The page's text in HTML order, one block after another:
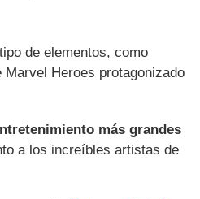
de elementos, como
Heroes protagonizado
más grandes
a los increíbles artistas de